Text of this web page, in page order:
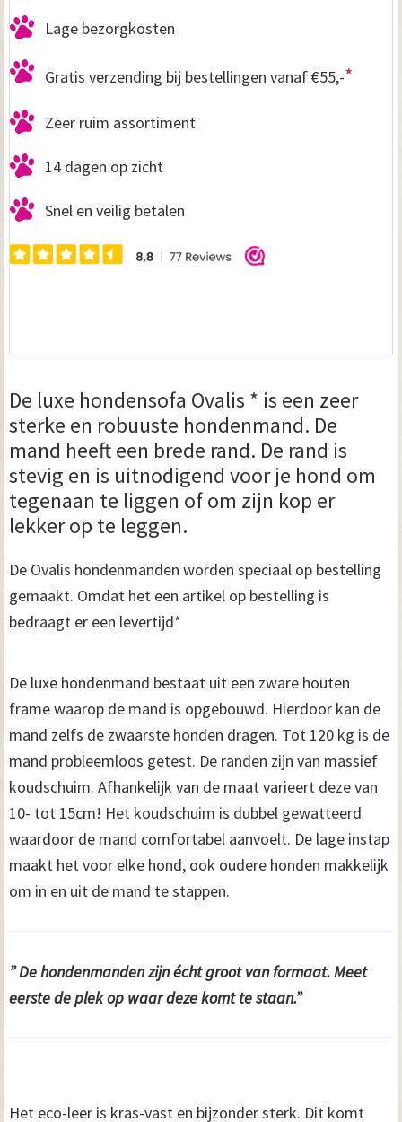
Lage bezorgkosten
Gratis verzending bij bestellingen vanaf €55,-*
Zeer ruim assortiment
14 dagen op zicht
Snel en veilig betalen
De luxe hondensofa Ovalis * is een zeer
sterke en robuuste hondenmand. De
mand heeft een brede rand. De rand is
stevig en is uitnodigend voor je hond om
tegenaan te liggen of om zijn kop er
lekker op te leggen.
De Ovalis hondenmanden worden speciaal op bestelling
gemaakt. Omdat het een artikel op bestelling is
bedraagt er een levertijd*
De luxe hondenmand bestaat uit een zware houten
frame waarop de mand is opgebouwd. Hierdoor kan de
mand zelfs de zwaarste honden dragen. Tot 120 kg is de
mand probleemloos getest. De randen zijn van massief
koudschuim. Afhankelijk van de maat varieert deze van
10- tot 15cm! Het koudschuim is dubbel gewatteerd
waardoor de mand comfortabel aanvoelt. De lage instap
maakt het voor elke hond, ook oudere honden makkelijk
om in en uit de mand te stappen.
” De hondenmanden zijn écht groot van formaat. Meet
eerste de plek op waar deze komt te staan.”
Het eco-leer is kras-vast en bijzonder sterk. Dit komt